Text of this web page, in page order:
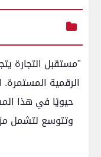
"مستقبل التجارة
الرقمية المستمرة.
حيويًا في هذا
وتتوسع لتشمل